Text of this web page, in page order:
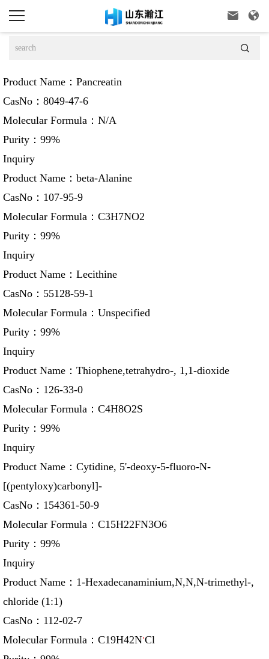
 

Product Name： Pancreatin
CasNo： 8049-47-6
Molecular Formula： N/A
Purity： 99%
Inquiry
Product Name： beta-Alanine
CasNo： 107-95-9
Molecular Formula： C3H7NO2
Purity： 99%
Inquiry
Product Name： Lecithine
CasNo： 55128-59-1
Molecular Formula： Unspecified
Purity： 99%
Inquiry
Product Name： Thiophene,tetrahydro-, 1,1-dioxide
CasNo： 126-33-0
Molecular Formula： C4H8O2S
Purity： 99%
Inquiry
Product Name： Cytidine, 5'-deoxy-5-fluoro-N-
[(pentyloxy)carbonyl]-
CasNo： 154361-50-9
Molecular Formula： C15H22FN3O6
Purity： 99%
Inquiry
Product Name： 1-Hexadecanaminium,N,N,N-trimethyl-,
chloride (1:1)
CasNo： 112-02-7
Molecular Formula： C19H42N.Cl